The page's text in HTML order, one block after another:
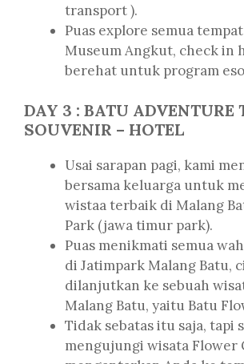
transport ).
Puas explore semua
Museum Angkut, check in
berehat untuk program
DAY 3 : BATU ADVENTURE
SOUVENIR – HOTEL
Usai sarapan pagi, kami
bersama keluarga untuk
wistaa terbaik di Malang
Park (jawa timur park).
Puas menikmati semua
di Jatimpark Malang Batu,
dilanjutkan ke sebuah
Malang Batu, yaitu Batu
Tidak sebatas itu saja, tapi
mengujungi wisata Flower